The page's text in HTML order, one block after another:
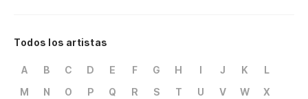
Todos los artistas
A B C D E F G H I J K
L
M
N O P Q R S T U V W
X